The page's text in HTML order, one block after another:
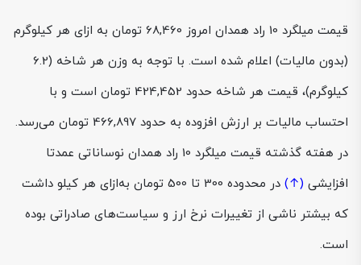
قیمت میلگرد 10 راد همدان امروز 68,460 تومان به ازای هر کیلوگرم
(بدون مالیات) اعلام شده است. با توجه به وزن هر شاخه (6.2
کیلوگرم)، قیمت هر شاخه حدود 424,452 تومان است و با
احتساب مالیات بر ارزش افزوده به حدود 466,897 تومان می‌رسد.
در هفته گذشته قیمت میلگرد 10 راد همدان نوساناتی عمدتا
افزایشی (↑)
در محدوده 300 تا 500 تومان به‌ازای هر کیلو داشت
که بیشتر ناشی از تغییرات نرخ ارز و سیاست‌های صادراتی بوده
است.